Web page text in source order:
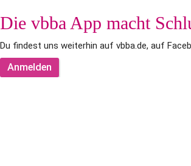
Die vbba App macht
Du findest uns weiterhin auf vbba.de, auf
Anmelden